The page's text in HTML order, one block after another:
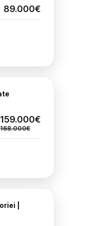
89.000€
159.000€
168.000€
|